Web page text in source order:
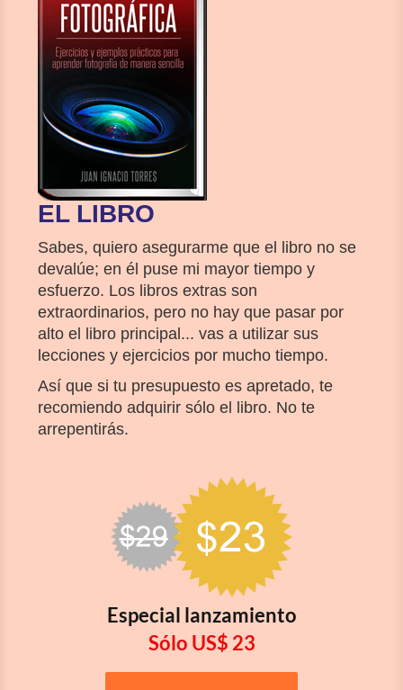
EL LIBRO
Sabes, quiero asegurarme que el libro no se
devalúe; en él puse mi mayor tiempo y
esfuerzo. Los libros extras son
extraordinarios, pero no hay que pasar por
alto el libro principal... vas a utilizar sus
lecciones y ejercicios por mucho tiempo.
Así que si tu presupuesto es apretado, te
recomiendo adquirir sólo el libro. No te
arrepentirás.
E special lanzamien to
Sólo U S $ 23